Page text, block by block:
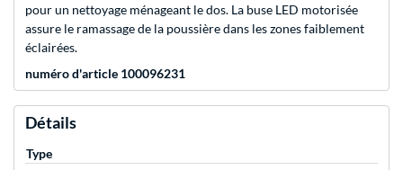
pour un nettoyage ménageant le dos. La buse LED motorisée
assure le ramassage de la poussière dans les zones faiblement
éclairées.
numéro d'article 100096231
Détails
Type